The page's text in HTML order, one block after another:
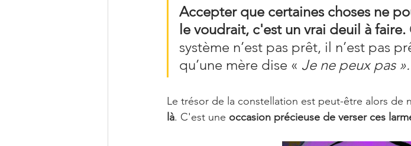
Accepter que certaines choses ne
le voudrait, c'est un vrai deuil à faire.
système n’est pas prêt, il n’est pas
qu’une mère dise « Je ne peux pas ».
Le trésor de la constellation est peut-être alors de
là. C'est une occasion précieuse de verser ces